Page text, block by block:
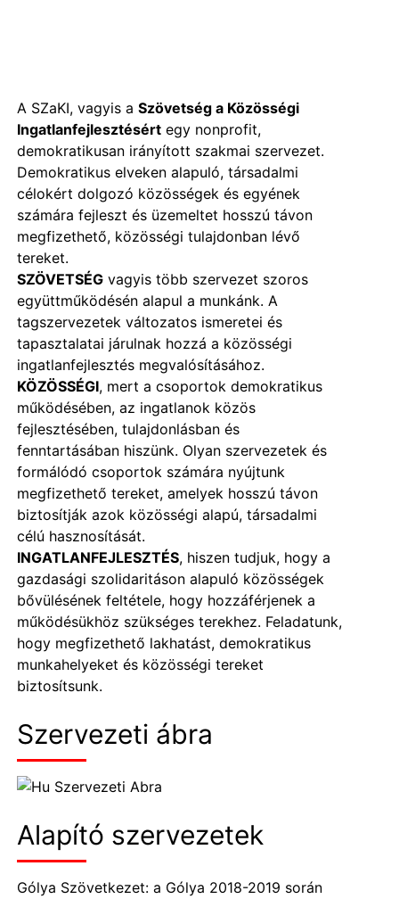
A SZaKI, vagyis a Szövetség a Közösségi
Ingatlanfejlesztésértegy nonprofit,
demokratikusan irányított szakmai szervezet.
Demokratikus elveken alapuló, társadalmi
célokért dolgozó közösségek és egyének
számára fejleszt és üzemeltet hosszú távon
megfizethető, közösségi tulajdonban lévő
tereket.
SZÖVETSÉGvagyis több szervezet szoros
együttműködésén alapul a munkánk. A
tagszervezetek változatos ismeretei és
tapasztalatai járulnak hozzá a közösségi
ingatlanfejlesztés megvalósításához.
KÖZÖSSÉGI, mert a csoportok demokratikus
működésében, az ingatlanok közös
fejlesztésében, tulajdonlásban és
fenntartásában hiszünk. Olyan szervezetek és
formálódó csoportok számára nyújtunk
megfizethető tereket, amelyek hosszú távon
biztosítják azok közösségi alapú, társadalmi
célú hasznosítását.
INGATLANFEJLESZTÉS, hiszen tudjuk, hogy a
gazdasági szolidaritáson alapuló közösségek
bővülésének feltétele, hogy hozzáférjenek a
működésükhöz szükséges terekhez. Feladatunk,
hogy megfizethető lakhatást, demokratikus
munkahelyeket és közösségi tereket
biztosítsunk.
Szervezeti ábra
Alapító szervezetek
Gólya Szövetkezet: a Gólya 2018-2019 során